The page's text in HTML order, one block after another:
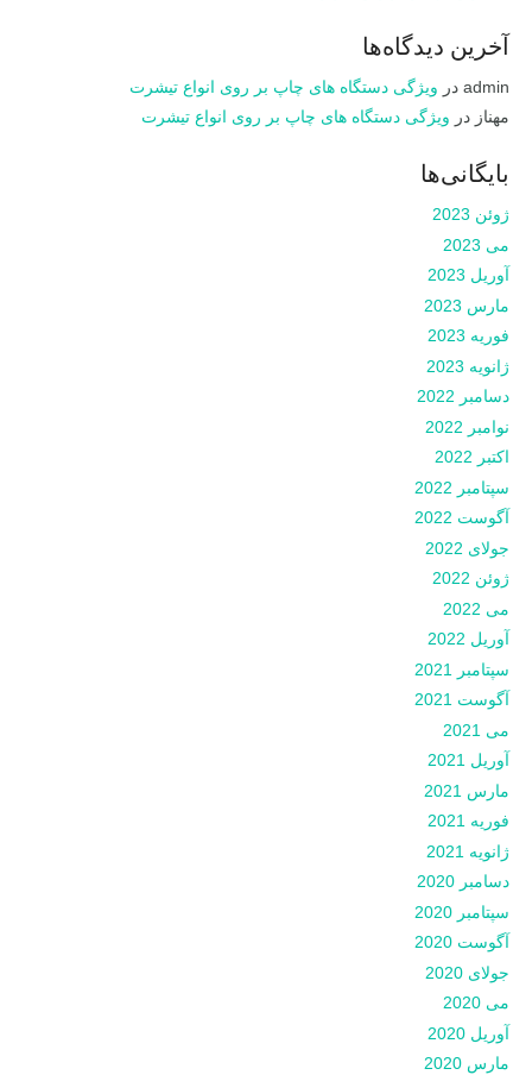
آخرین دیدگاه‌ها
admin در ویژگی دستگاه های چاپ بر روی انواع تیشرت
مهناز در ویژگی دستگاه های چاپ بر روی انواع تیشرت
بایگانی‌ها
ژوئن 2023
می 2023
آوریل 2023
مارس 2023
فوریه 2023
ژانویه 2023
دسامبر 2022
نوامبر 2022
اکتبر 2022
سپتامبر 2022
آگوست 2022
جولای 2022
ژوئن 2022
می 2022
آوریل 2022
سپتامبر 2021
آگوست 2021
می 2021
آوریل 2021
مارس 2021
فوریه 2021
ژانویه 2021
دسامبر 2020
سپتامبر 2020
آگوست 2020
جولای 2020
می 2020
آوریل 2020
مارس 2020